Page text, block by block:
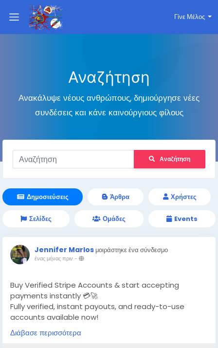
Γίνε Μέλος
Αναζήτηση
Ανακάλυψε νέους ανθρώπους, δημιούργησε νέες
συνδέσεις και κάνε καινούργιους φίλους
Αναζήτηση
Δημοσιεύσεις Άρθρα Χρήστες
Σελίδες Ομάδες Events
Jennifer Marlos μοιράστηκε ένα σύνδεσμο
ένας μήνας πριν -
Buy Verified Stripe Accounts & start accepting
payments instantly 💳🚀
Fully verified, instant payouts, and ready-to-use
accounts available now!
https://globalseoshop.com/product/buy-verified-
Διάβασε περισσότερα